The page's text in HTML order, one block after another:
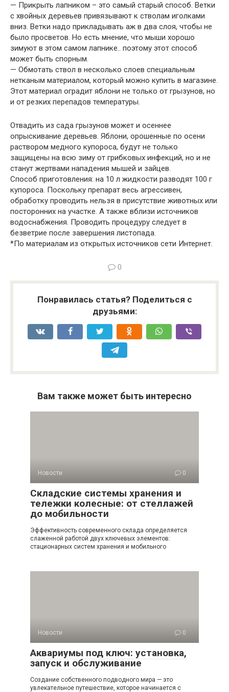
— Прикрыть лапником – это самый старый способ. Ветки
с хвойных деревьев привязывают к стволам иголками
вниз. Ветки надо прикладывать аж в два слоя, чтобы не
было просветов. Но есть мнение, что мыши хорошо
зимуют в этом самом лапнике.. поэтому этот способ
может быть спорным.
— Обмотать ствол в несколько слоев специальным
нетканым материалом, который можно купить в магазине.
Этот материал оградит яблони не только от грызунов, но
и от резких перепадов температуры.
Отвадить из сада грызунов может и осеннее
опрыскивание деревьев. Яблони, орошенные по осени
раствором медного купороса, будут не только
защищены на всю зиму от грибковых инфекций, но и не
станут жертвами нападения мышей и зайцев.
Способ приготовления: на 10 л жидкости разводят 100 г
купороса. Поскольку препарат весь агрессивен,
обработку проводить нельзя в присутствие животных или
посторонних на участке. А также вблизи источников
водоснабжения. Проводить процедуру следует в
безветрие после завершения листопада.
*По материалам из открытых источников сети Интернет.
0
Понравилась статья? Поделиться с
друзьями:
Вам также может быть интересно
Новости 0
Складские системы хранения и
тележки колесные: от стеллажей
до мобильности
Эффективность современного склада определяется
слаженной работой двух ключевых элементов:
стационарных систем хранения и мобильного
Новости 0
Аквариумы под ключ: установка,
запуск и обслуживание
Создание собственного подводного мира — это
увлекательное путешествие, которое начинается с